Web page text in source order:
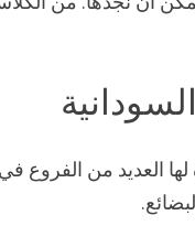
العديد من الفروع